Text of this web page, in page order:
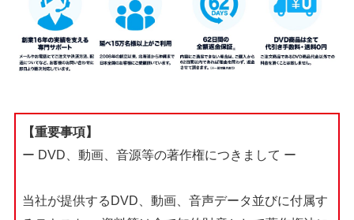
【重要事項】
ー DVD、動画、音源等の著作権につきまして ー
当社が提供するDVD、動画、音声データ並びに付属す